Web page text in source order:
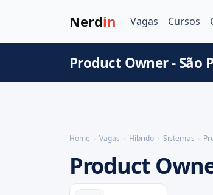
Nerdin Vagas Cursos
Product Owner - São
Home Vagas Híbrido Sistemas
Product